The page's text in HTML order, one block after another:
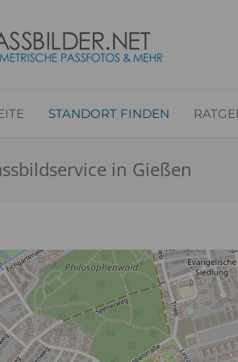
STANDORT FINDEN
in Gießen